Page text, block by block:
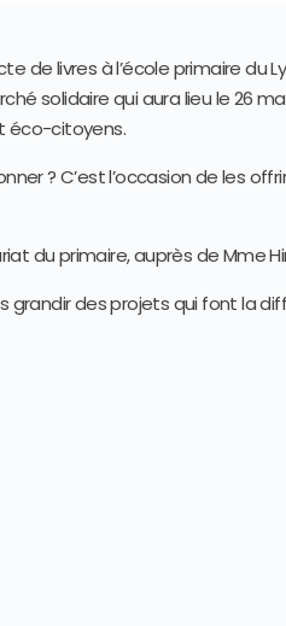
de livres à l’école primaire du
solidaire qui aura lieu le 26
éco-citoyens.
? C’est l’occasion de les
du primaire, auprès de Mme
grandir des projets qui font la